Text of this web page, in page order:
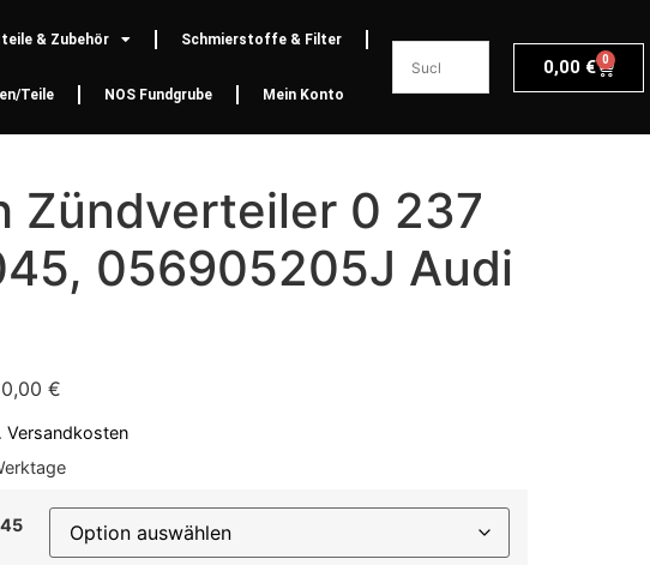
& Zubehör Schmierstoffe & Filter
Teile NOS Fundgrube Mein Konto
0,00 € 0
Zündverteiler 0 237
056905205J Audi
€
Versandkosten